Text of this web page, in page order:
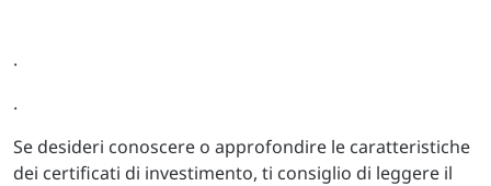
.
.
Se desideri conoscere o approfondire le caratteristiche
dei certificati di investimento, ti consiglio di leggere il